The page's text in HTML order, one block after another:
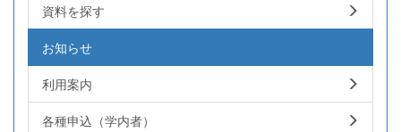
資料を探す
お知らせ
利用案内
各種申込（学内者）